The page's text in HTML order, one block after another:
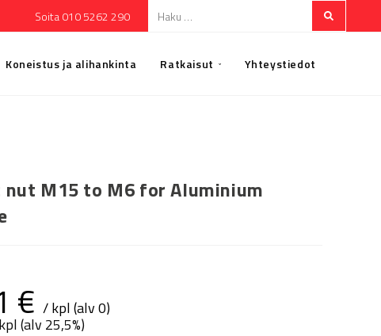
Soita 010 5262 290
Koneistus ja alihankinta Ratkaisut Yhteystiedot
M15 to M6 for Aluminium
€ / kpl (alv 0)
(alv 25,5%)